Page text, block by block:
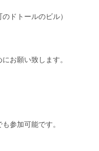
ドトールのビル）
お願い致します。
参加可能です。